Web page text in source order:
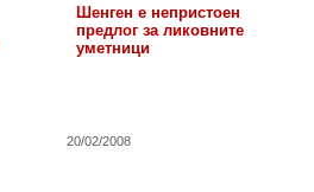
Шенген е непристоен
предлог за ликовните
уметници
20/02/2008